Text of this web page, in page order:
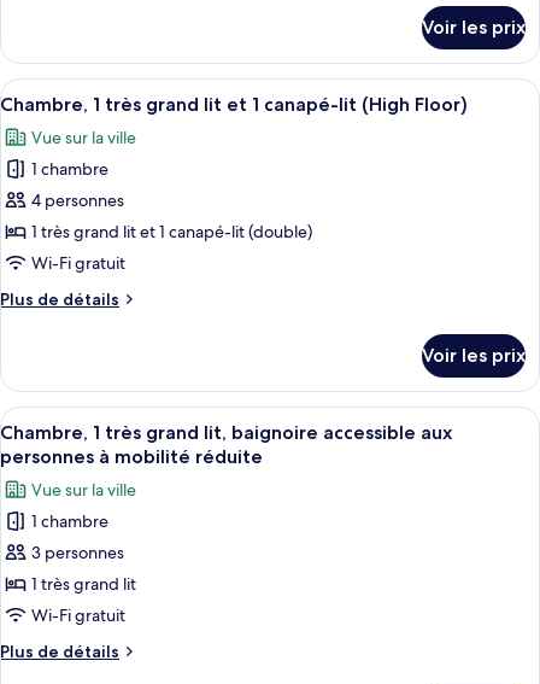
très
grand
lit
et
canapé-
lit
le
type
de
Chambre,
très
grand
lit
et
canapé-
Voir les prix
Afficher
toutes
les
photos
pour
ce
type
chambre :
très
grand
lit
et
1
canapé-
lit
(High
Floor)
Une chambre d’hôtel avec un lit,
5
Chambre, 1 très grand lit et 1 canapé-lit (High Floor)
Vue sur la ville
1 chambre
4 personnes
1 très grand lit et 1 canapé-lit (double)
Wi-Fi gratuit
Plus de détails
Plus
le
type
de
chambre
Chambre,
très
grand
lit
et
canapé-
lit
(High
Voir les prix
Afficher
toutes
les
photos
pour
ce
type
de
chambre :
Chambre,
Une chambre d’hôtel avec un lit,
2
Chambre, 1 très grand lit, baignoire accessible aux
personnes à mobilité réduite
Vue sur la ville
1 chambre
3 personnes
1 très grand lit
Wi-Fi gratuit
Plus de détails
Plus